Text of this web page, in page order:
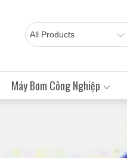
Máy Bơm Công Nghiệp